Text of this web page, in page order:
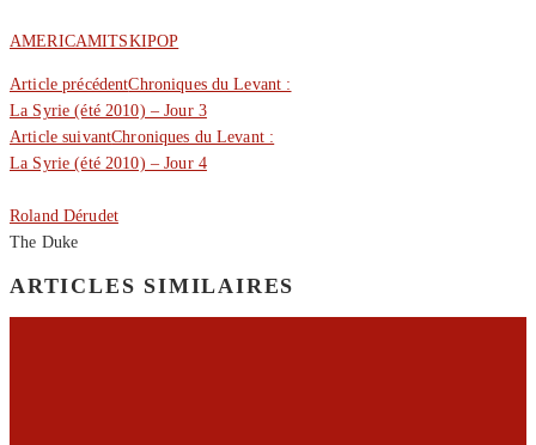
AMERICAMITSKIPOP
Article précédentChroniques du Levant :
La Syrie (été 2010) – Jour 3
Article suivantChroniques du Levant :
La Syrie (été 2010) – Jour 4
Roland Dérudet
The Duke
ARTICLES SIMILAIRES